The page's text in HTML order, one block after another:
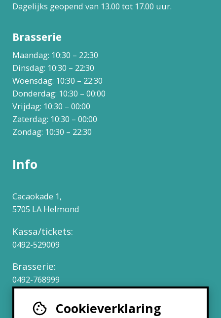
Cookieverklaring
Dagelijks geopend van 13.00 tot 17.00 uur.
Brasserie
Maandag: 10:30 – 22:30
Dinsdag: 10:30 – 22:30
Woensdag: 10:30 – 22:30
Donderdag: 10:30 – 00:00
Vrijdag: 10:30 – 00:00
Zaterdag: 10:30 – 00:00
Zondag: 10:30 – 22:30
Info
Cacaokade 1,
5705 LA Helmond
Kassa/tickets:
0492-529009
Brasserie:
0492-768999
Werken bij